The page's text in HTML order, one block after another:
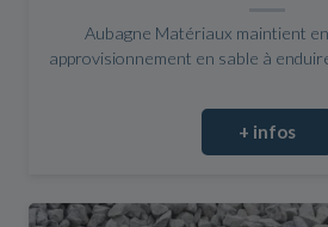
Aubagne Matériaux maintient
approvisionnement en sable à
+ infos